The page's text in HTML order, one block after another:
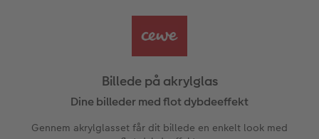
CEWE FOTOBOG Color pop
Mindelomme
Forstørrelse på fotopapir
Fotoklistermærker
Billede på aluminiumsplade
Billede på akrylglas
Fotomagneter
Design selv
Foldekort
Valgmuligheder
Tilbehør
Billede på akrylglas
Dine billeder med flot dybdeeffekt
Gennem akrylglasset får dit billede en enkelt look med